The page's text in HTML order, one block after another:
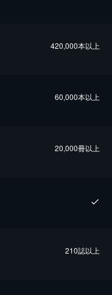
420,000本以上
60,000本以上
20,000冊以上
210誌以上